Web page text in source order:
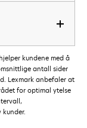
kundene med å
antall sider
Lexmark anbefaler at
for optimal ytelse